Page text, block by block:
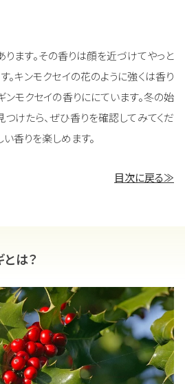
ます。その香りは顔を近づけてやっと
。キンモクセイの花のように強くは香り
ンモクセイの香りににています。冬の始
けたら、ぜひ香りを確認してみてくだ
香りを楽しめます。
目次に戻る≫
は？